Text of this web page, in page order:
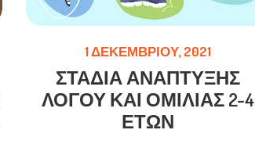
1 ΔΕΚΕΜΒΡΊΟΥ, 2021
ΣΤΑΔΙΑ ΑΝΑΠΤΥΞΗΣ
ΛΟΓΟΥ ΚΑΙ ΟΜΙΛΙΑΣ 2-4
ΕΤΩΝ